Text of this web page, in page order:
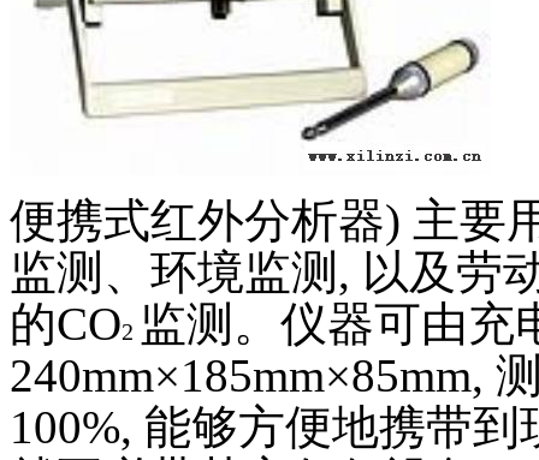
便携式红外分析器) 主要
监测、环境监测 , 以及劳
的CO2 监测。仪器可由充
240mm×185mm×85mm,
100%, 能够方便地携带